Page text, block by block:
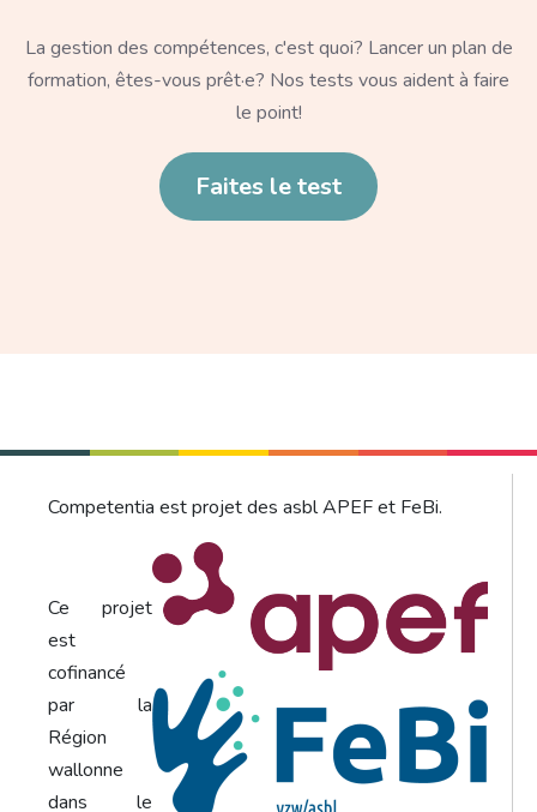
La gestion des compétences, c'est quoi? Lancer un plan de
formation, êtes-vous prêt·e? Nos tests vous aident à faire
le point!
Faites le test
Competentia est projet des asbl APEF et FeBi.
Ce projet
est
cofinancé
par la
Région
wallonne
dans le